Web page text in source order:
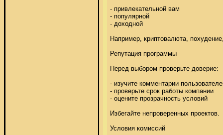
- привлекательной вам
- популярной
- доходной
Например, криптовалюта,
Репутация программы
Перед выбором проверьте доверие:
- изучите комментарии
- проверьте срок работы компании
- оцените прозрачность условий
Избегайте непроверенных проектов.
Условия комиссий